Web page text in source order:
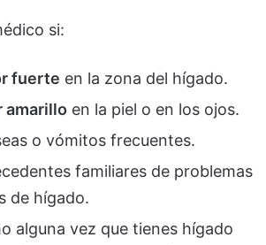
si:
fuerte en la zona del hígado.
amarillo en la piel o en los ojos.
o vómitos frecuentes.
familiares de problemas
de hígado.
alguna vez que tienes hígado